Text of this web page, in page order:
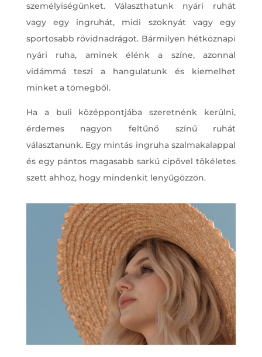
személyiségünket. Választhatunk nyári ruhát
vagy egy ingruhát, midi szoknyát vagy egy
sportosabb rövidnadrágot. Bármilyen hétköznapi
nyári ruha, aminek élénk a színe, azonnal
vidámmá teszi a hangulatunk és kiemelhet
minket a tömegből.
Ha a buli középpontjába szeretnénk kerülni,
érdemes nagyon feltűnő színű ruhát
választanunk. Egy mintás ingruha szalmakalappal
és egy pántos magasabb sarkú cipővel tökéletes
szett ahhoz, hogy mindenkit lenyűgözzön.